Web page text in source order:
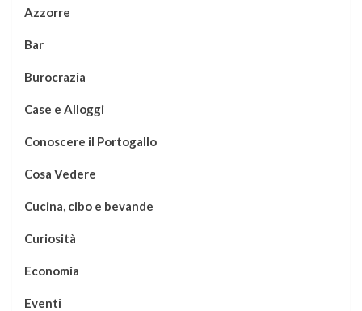
Azzorre
Bar
Burocrazia
Case e Alloggi
Conoscere il Portogallo
Cosa Vedere
Cucina, cibo e bevande
Curiosità
Economia
Eventi